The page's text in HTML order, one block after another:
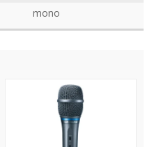
mono